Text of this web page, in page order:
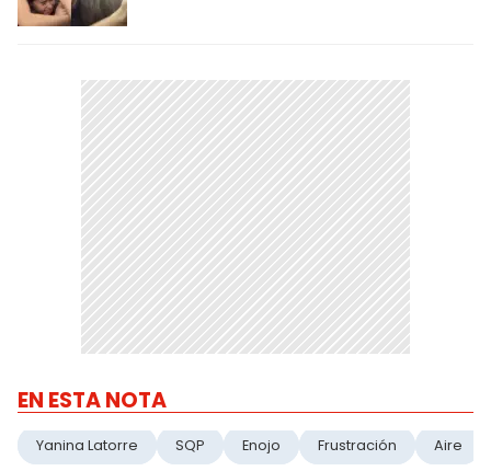
EN ESTA NOTA
Yanina Latorre SQP Enojo Frustración Aire